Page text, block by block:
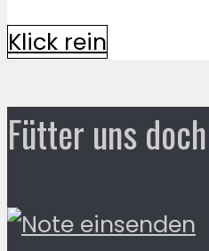
Klick rein
Fütter uns doch